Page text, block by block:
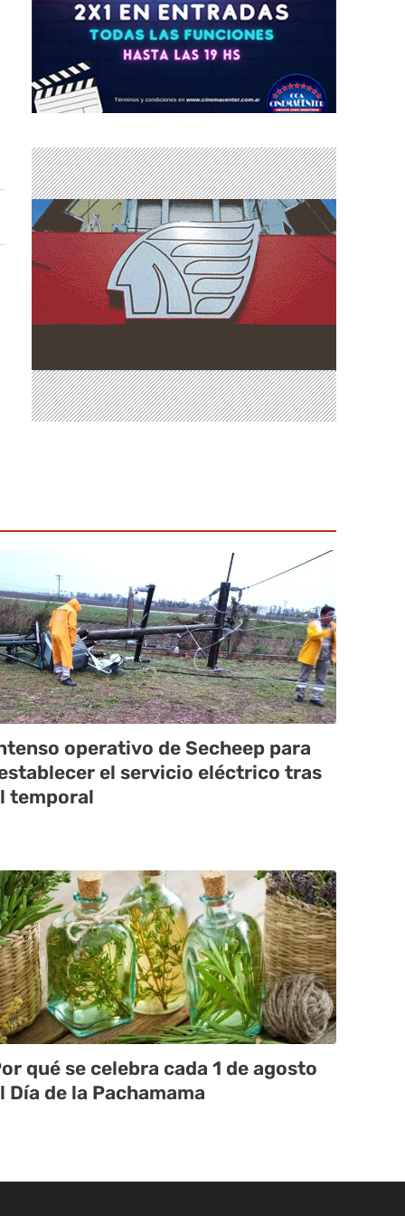
operativo de Secheep para
el servicio eléctrico tras
temporal
qué se celebra cada 1 de agosto
Día de la Pachamama